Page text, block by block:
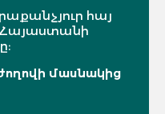
հայ
մասնակից